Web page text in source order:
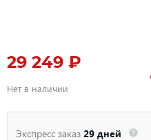
29 249 ₽
Нет в наличии
Экспресс заказ 29 дней